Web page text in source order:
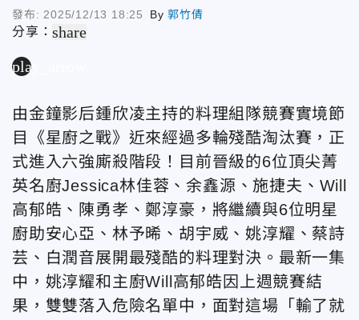
發布: 2025/12/13 18:25 By郭竹倩
分享：share
play_arrow
由金鐘影后鍾欣凌主持的料理組隊競賽實境節
目《星廚之戰》近來經過多輪殘酷淘汰賽，正
式進入六強廝殺階段！目前晉級的6位頂尖菁
英名廚Jessica林佳蓉、余鑫源、施捷夫、Will
高郁皓、陳勇孝、鄭淳豪，將繼續與6位明星
廚助安心亞、林予晞、胡宇威、姚淳耀、蔡詩
芸、白潤音展開最殘酷的料理對決。最新一集
中，姚淳耀和主廚Will高郁皓因上週競賽結
果，雙雙落入危險名單中，面對這場「輸了就